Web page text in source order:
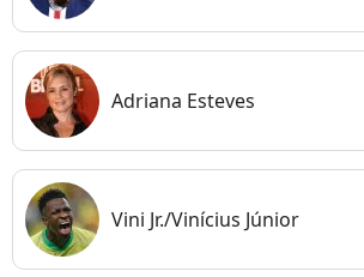
Adriana Esteves
Vini Jr./Vinícius Júnior